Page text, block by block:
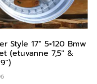
Style 17″ 5×120 Bmw
(etuvanne 7,5″ &